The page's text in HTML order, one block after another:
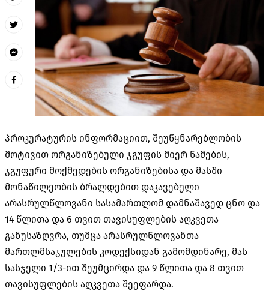
პროკურატურის ინფორმაციით, შეუწყნარებლობის
მოტივით ორგანიზებული ჯგუფის მიერ წამების,
ჯგუფური მოქმედების ორგანიზებისა და მასში
მონაწილეობის ბრალდებით დაკავებული
არასრულწლოვანი სასამართლომ დამნაშავედ ცნო და
14 წლითა და 6 თვით თავისუფლების აღკვეთა
განუსაზღვრა, თუმცა არასრულწლოვანთა
მართლმსაჯულების კოდექსიდან გამომდინარე, მას
სასჯელი 1/3-ით შეუმცირდა და 9 წლითა და 8 თვით
თავისუფლების აღკვეთა შეეფარდა.